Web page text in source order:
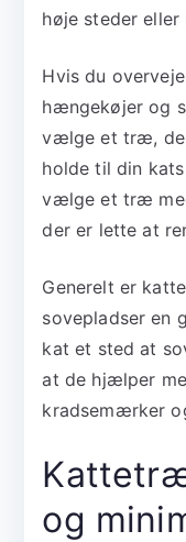
høje steder eller
Hvis du
hængekøjer og
vælge et træ,
holde til din
vælge et træ
der er lette at
Generelt er
sovepladser en
kat et sted at
at de hjælper
kradsemærker
og